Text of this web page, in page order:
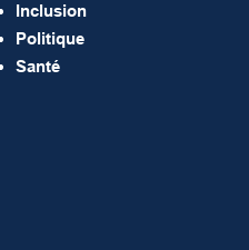
Inclusion
Politique
Santé